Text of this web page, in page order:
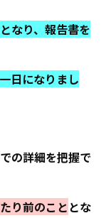
なり、報告書を
日になりまし
の詳細を把握で
り前のこととな